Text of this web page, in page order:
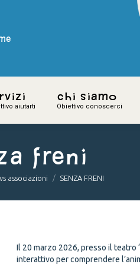
aiutarti
Chi siamo
Obiettivo conoscerci
FRENI
associazioni SENZA FRENI
Il 20 marzo 2026, presso il teatro
interattivo per comprendere
aiutarti
Chi siamo
Obiettivo conoscerci